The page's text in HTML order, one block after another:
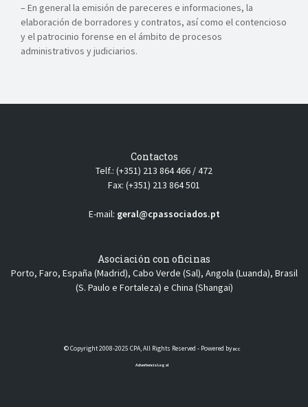
– En general la emisión de pareceres e informaciones, la
elaboración de borradores y contratos, así como el contencioso
y el patrocinio forense en el ámbito de procesos
administrativos y judiciarios.
Contactos
Telf.: (+351) 213 864 466 / 472
Fax: (+351) 213 864 501
E-mail: geral@cpassociados.pt
Asociación con oficinas
Porto, Faro, España (Madrid), Cabo Verde (Sal), Angola (Luanda), Brasil
(S. Paulo e Fortaleza) e China (Shangai)
© Copyright 2008-2025 CPA, All Rights Reserved - Powered byDCC
Advertencia Legal